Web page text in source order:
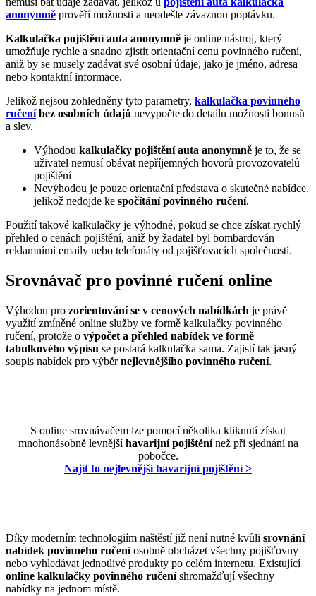
anonymně prověří možnosti a neodešle závaznou poptávku.
Kalkulačka pojištění auta anonymně je online nástroj, který
umožňuje rychle a snadno zjistit orientační cenu povinného ručení,
aniž by se musely zadávat své osobní údaje, jako je jméno, adresa
nebo kontaktní informace.
Jelikož nejsou zohledněny tyto parametry, kalkulačka povinného
ručeníbez osobních údajů nevypočte do detailu možnosti bonusů
a slev.
Výhodou kalkulačky pojištění auta anonymně je to, že se
uživatel nemusí obávat nepříjemných hovorů provozovatelů
pojištění
Nevýhodou je pouze orientační představa o skutečné nabídce,
jelikož nedojde ke spočítání povinného ručení.
Použití takové kalkulačky je výhodné, pokud se chce získat rychlý
přehled o cenách pojištění, aniž by žadatel byl bombardován
reklamními emaily nebo telefonáty od pojišťovacích společností.
Srovnávač pro povinné ručení online
Výhodou pro zorientování se v cenových nabídkách je právě
využití zmíněné online služby ve formě kalkulačky povinného
ručení, protože o výpočet a přehled nabídek ve formě
tabulkového výpisu se postará kalkulačka sama. Zajistí tak jasný
soupis nabídek pro výběrnejlevnějšího povinného ručení.
S online srovnávačem lze pomocí několika kliknutí získat
mnohonásobně levnějšíhavarijní pojištěnínež při sjednání na
pobočce.
Najít to nejlevnější havarijní pojištění >
Díky moderním technologiím naštěstí již není nutné kvůli srovnání
nabídek povinného ručeníosobně obcházet všechny pojišťovny
nebo vyhledávat jednotlivé produkty po celém internetu. Existující
online kalkulačky povinného ručeníshromažďují všechny
nabídky na jednom místě.